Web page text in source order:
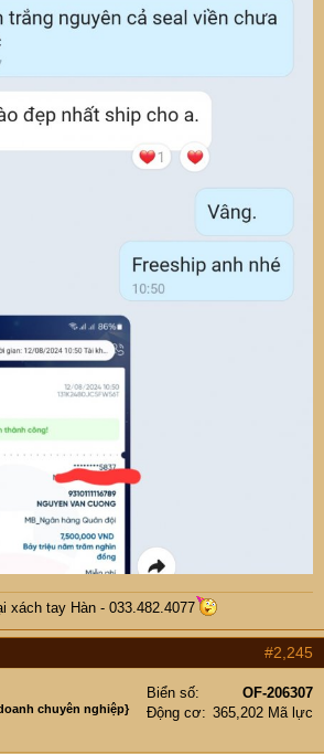
xách tay Hàn - 033.482.4077
#2,245
chuyên nghiệp}
Biển số
OF-206307
Động cơ
365,202 Mã lực